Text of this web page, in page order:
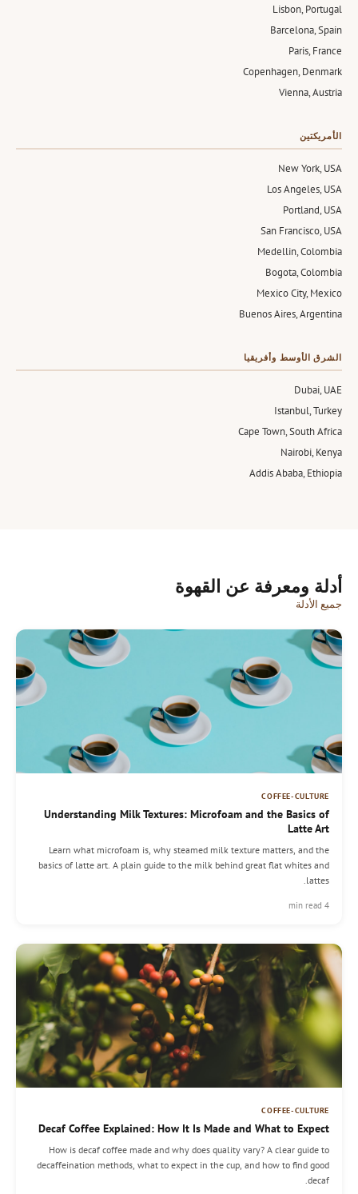
Lisbon, Portugal
Barcelona, Spain
Paris, France
Copenhagen, Denmark
Vienna, Austria
الأمريكتين
New York, USA
Los Angeles, USA
Portland, USA
San Francisco, USA
Medellin, Colombia
Bogota, Colombia
Mexico City, Mexico
Buenos Aires, Argentina
الشرق الأوسط وأفريقيا
Dubai, UAE
Istanbul, Turkey
Cape Town, South Africa
Nairobi, Kenya
Addis Ababa, Ethiopia
أدلة ومعرفة عن القهوة
جميع الأدلة
COFFEE-CULTURE
Understanding Milk Textures: Microfoam and the Basics of
Latte Art
Learn what microfoam is, why steamed milk texture matters, and the
basics of latte art. A plain guide to the milk behind great flat whites and
lattes.
4 min read
COFFEE-CULTURE
Decaf Coffee Explained: How It Is Made and What to Expect
How is decaf coffee made and why does quality vary? A clear guide to
decaffeination methods, what to expect in the cup, and how to find good
decaf.